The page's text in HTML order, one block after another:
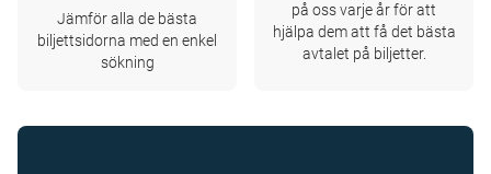
Jämför alla de bästa
biljettsidorna med en enkel
sökning
på oss varje år för att
hjälpa dem att få det bästa
avtalet på biljetter.